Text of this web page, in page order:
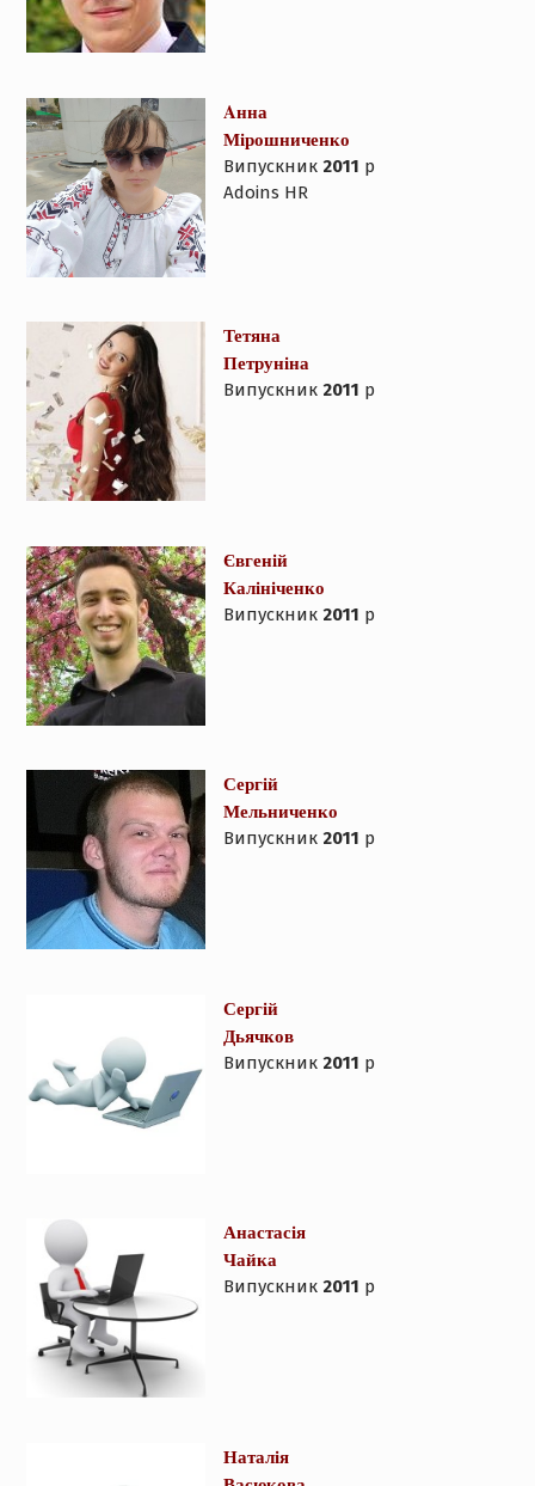
Aнна
Мірошниченко
Випускник 2011 р
Adoins HR
Тетяна
Петруніна
Випускник 2011 р
Євгеній
Калініченко
Випускник 2011 р
Сергій
Мельниченко
Випускник 2011 р
Сергій
Дьячков
Випускник 2011 р
Анастасія
Чайка
Випускник 2011 р
Наталія